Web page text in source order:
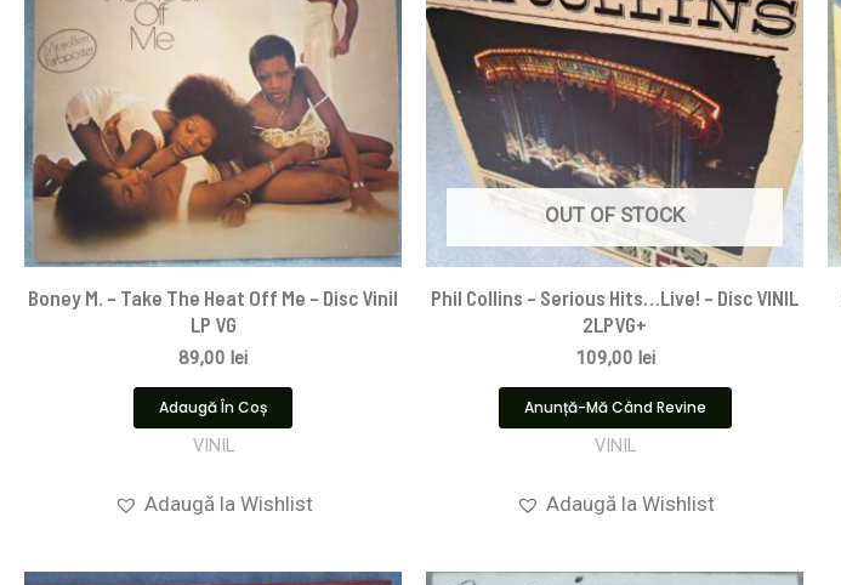
Boney M. – Take The Heat Off Me – Disc Vinil
LP VG
89,00 lei
Adaugă În Coș
VINIL
Adaugă la Wishlist
OUT OF STOCK
Phil Collins – Serious Hits…Live! – Disc VINIL
2LPVG+
109,00 lei
Anunță-Mă Când Revine
VINIL
Adaugă la Wishlist